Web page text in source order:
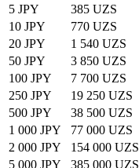
5 JPY
385 UZS
10 JPY
770 UZS
20 JPY
1 540 UZS
50 JPY
3 850 UZS
100 JPY
7 700 UZS
250 JPY
19 250 UZS
500 JPY
38 500 UZS
1 000 JPY
77 000 UZS
2 000 JPY
154 000 UZS
5 000 JPY
385 000 UZS